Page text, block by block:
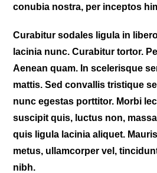
conubia nostra, per inceptos
Curabitur sodales ligula in
lacinia nunc. Curabitur tortor.
Aenean quam. In scelerisque
mattis. Sed convallis tristique
nunc egestas porttitor. Morbi
suscipit quis, luctus non,
quis ligula lacinia aliquet.
metus, ullamcorper vel,
nibh.